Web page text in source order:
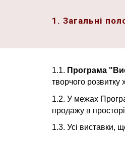
1. Загальні
1.1. Програма
творчого розвитку
1.2. У межах
продажу в
1.3. Усі виставки,